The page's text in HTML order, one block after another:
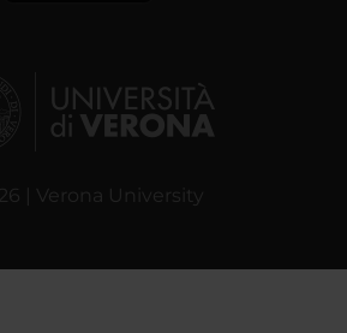
| Verona University